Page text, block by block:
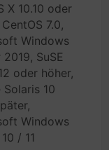
X 10.10 oder
7.0,
Windows
2019, SuSE
oder höher,
Solaris 10
Windows
/ 11